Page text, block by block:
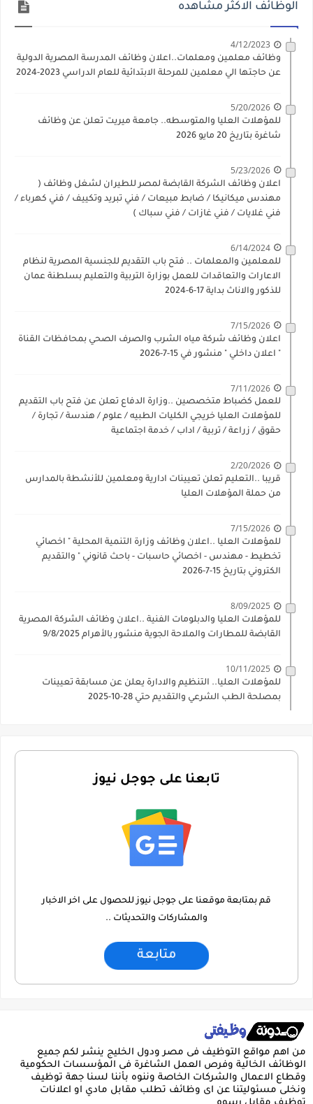
الوظائف الاكثر مشاهده
4/12/2023
وظائف معلمين ومعلمات..اعلان وظائف المدرسة المصرية الدولية
عن حاجتها الي معلمين للمرحلة الابتدائية للعام الدراسي 2023-2024
5/20/2026
للمؤهلات العليا والمتوسطه.. جامعة ميريت تعلن عن وظائف
شاغرة بتاريخ 20 مايو 2026
5/23/2026
اعلان وظائف الشركة القابضة لمصر للطيران لشغل وظائف (
مهندس ميكانيكا / ضابط مبيعات / فني تبريد وتكييف / فني كهرباء /
فني غلايات / فني غازات / فني سباك )
6/14/2024
للمعلمين والمعلمات .. فتح باب التقديم للجنسية المصرية لنظام
الاعارات والتعاقدات للعمل بوزارة التربية والتعليم بسلطنة عمان
للذكور والاناث بداية 17-6-2024
7/15/2026
اعلان وظائف شركة مياه الشرب والصرف الصحي بمحافظات القناة
" اعلان داخلي " منشور في 15-7-2026
7/11/2026
للعمل كضباط متخصصين ..وزارة الدفاع تعلن عن فتح باب التقديم
للمؤهلات العليا خريجي الكليات الطبيه / علوم / هندسة / تجارة /
حقوق / زراعة / تربية / اداب / خدمة اجتماعية
2/20/2026
قريبا ..التعليم تعلن تعيينات ادارية ومعلمين للأنشطة بالمدارس
من حملة المؤهلات العليا
7/15/2026
للمؤهلات العليا ..اعلان وظائف وزارة التنمية المحلية " اخصائي
تخطيط - مهندس - اخصائي حاسبات - باحث قانوني " والتقديم
الكتروني بتاريخ 15-7-2026
8/09/2025
للمؤهلات العليا والدبلومات الفنية ..اعلان وظائف الشركة المصرية
القابضة للمطارات والملاحة الجوية منشور بالأهرام 9/8/2025
10/11/2025
للمؤهلات العليا.. التنظيم والادارة يعلن عن مسابقة تعيينات
بمصلحة الطب الشرعي والتقديم حتي 28-10-2025
تابعنا على جوجل نيوز
قم بمتابعة موقعنا على جوجل نيوز للحصول على اخر الاخبار
والمشاركات والتحديثات ..
متابعة
من اهم مواقع التوظيف فى مصر ودول الخليج ينشر لكم جميع
الوظائف الخالية وفرص العمل الشاغرة فى المؤسسات الحكومية
وقطاع الاعمال والشركات الخاصة وننوه بأننا لسنا جهة توظيف
ونخلى مسئوليتنا عن اى وظائف تطلب مقابل مادي او اعلانات